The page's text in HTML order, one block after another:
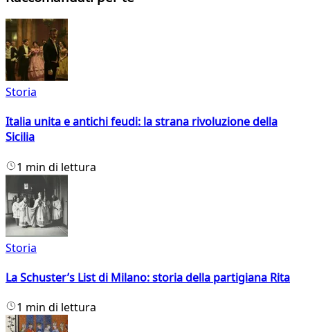
Storia
Italia unita e antichi feudi: la strana rivoluzione della
Sicilia
1 min di lettura
Storia
La Schuster’s List di Milano: storia della partigiana Rita
1 min di lettura